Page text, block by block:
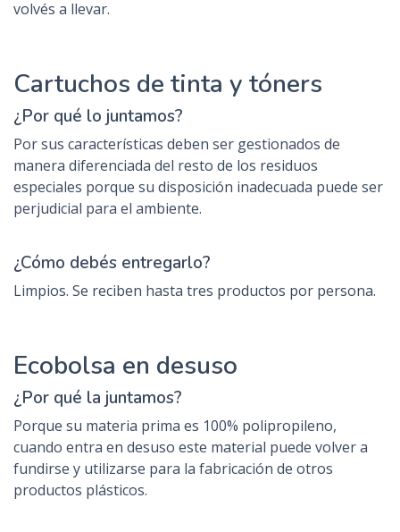
volvés a llevar.
Cartuchos de tinta y tóners
¿Por qué lo juntamos?
Por sus características deben ser gestionados de
manera diferenciada del resto de los residuos
especiales porque su disposición inadecuada puede ser
perjudicial para el ambiente.
¿Cómo debés entregarlo?
Limpios. Se reciben hasta tres productos por persona.
Ecobolsa en desuso
¿Por qué la juntamos?
Porque su materia prima es 100% polipropileno,
cuando entra en desuso este material puede volver a
fundirse y utilizarse para la fabricación de otros
productos plásticos.